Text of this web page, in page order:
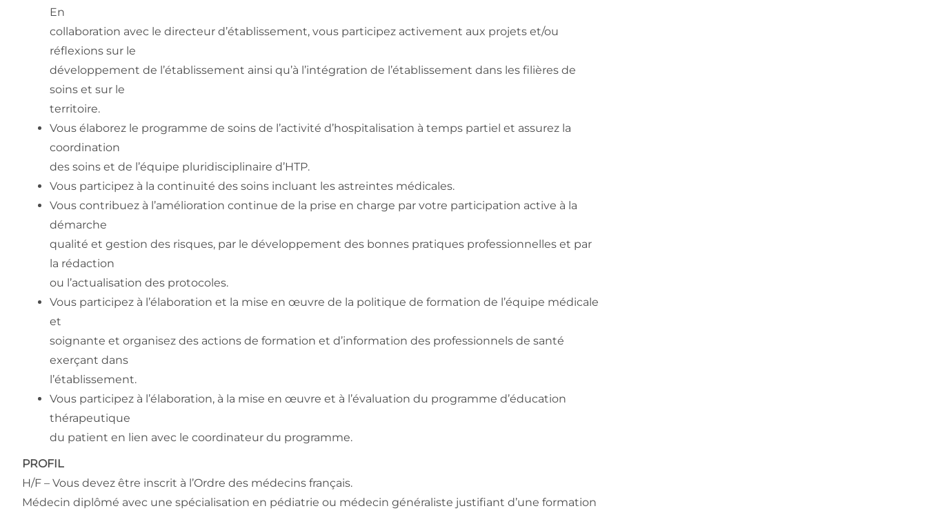
En
collaboration avec le directeur d’établissement, vous participez activement aux projets et/ou
réflexions sur le
développement de l’établissement ainsi qu’à l’intégration de l’établissement dans les filières de
soins et sur le
territoire.
Vous élaborez le programme de soins de l’activité d’hospitalisation à temps partiel et assurez la
coordination
des soins et de l’équipe pluridisciplinaire d’HTP.
Vous participez à la continuité des soins incluant les astreintes médicales.
Vous contribuez à l’amélioration continue de la prise en charge par votre participation active à la
démarche
qualité et gestion des risques, par le développement des bonnes pratiques professionnelles et par
la rédaction
ou l’actualisation des protocoles.
Vous participez à l’élaboration et la mise en œuvre de la politique de formation de l’équipe médicale
et
soignante et organisez des actions de formation et d’information des professionnels de santé
exerçant dans
l’établissement.
Vous participez à l’élaboration, à la mise en œuvre et à l’évaluation du programme d’éducation
thérapeutique
du patient en lien avec le coordinateur du programme.
PROFIL
H/F – Vous devez être inscrit à l’Ordre des médecins français.
Médecin diplômé avec une spécialisation en pédiatrie ou médecin généraliste justifiant d’une formation